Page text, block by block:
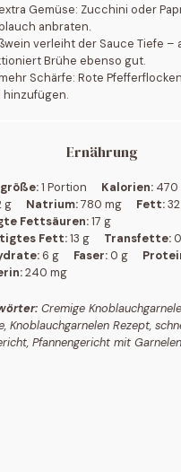
Gemüse: Zucchini oder
anbraten.
verleiht der Sauce Tiefe –
Brühe ebenso gut.
Schärfe: Rote
hinzufügen.
Ernährung
1 Portion Kalorien: 470
g Natrium:780 mg Fett:
Fettsäuren:17 g
Fett:13 g Transfette:
6 g Faser:0 g
240 mg
Cremige
Knoblauchgarnelen Rezept,
Pfannengericht mit Garnelen